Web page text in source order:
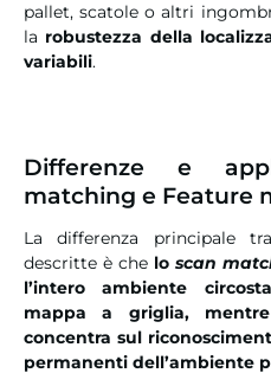
pallet, scatole o altri
la robustezza della
variabili.
Differenze e
matching e Feature
La differenza principale
descritte è che lo scan
l’intero ambiente
mappa a griglia,
concentra sul
permanenti dell’ambiente